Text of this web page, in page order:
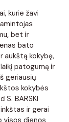
kurie žavi
bet ir
bato
aukštą kokybę,
patogumą ir
geriausių
kokybės
BARSKI
ir gerai
visos dienos